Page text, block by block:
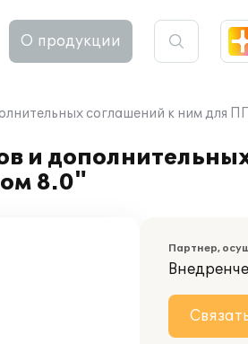
О продукции
соглашений к ним для
и
8.0"
Партнер,